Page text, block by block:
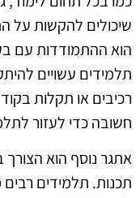
שיכולים להקשות על
הוא ההתמודדות עם
תלמידים עשויים
רכיבים או תקלות
חשובה כדי לעזור
אתגר נוסף הוא הצורך
תכנות. תלמידים